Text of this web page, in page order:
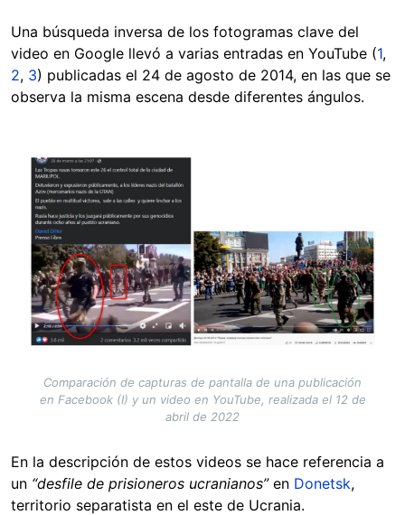
Una búsqueda inversa de los fotogramas clave del
video en Google llevó a varias entradas en YouTube (1,
2, 3) publicadas el 24 de agosto de 2014, en las que se
observa la misma escena desde diferentes ángulos.
Image
Comparación de capturas de pantalla de una publicación
en Facebook (I) y un video en YouTube, realizada el 12 de
abril de 2022
En la descripción de estos videos se hace referencia a
un “desfile de prisioneros ucranianos”en Donetsk,
territorio separatista en el este de Ucrania.